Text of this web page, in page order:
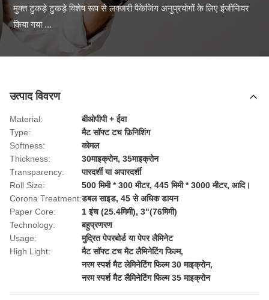
मुक्त टुकड़े टुकड़े विशेष रूप से लक्जरी पैकेजिंग अनुप्रयोगों के लिए इंजीनियर
किया गया ...
उत्पाद विवरण
Material:
बीओपीपी + ईवा
Type:
मैट सॉफ्ट टच फ़िनिशिंग
Softness:
कोमल
Thickness:
30माइक्रोन, 35माइक्रोन
Transparency:
पारदर्शी या अपारदर्शी
Roll Size:
500 मिमी * 300 मीटर, 445 मिमी * 3000 मीटर, आदि।
Corona Treatment:डबल साइड, 45 से अधिक डायन
Paper Core:
1 इंच (25.4मिमी), 3"(76मिमी)
Technology:
बहुप्रणरण
Usage:
मुद्रित पेपरबोर्ड या पेपर लैमिनेट
High Light:
मैट सॉफ्ट टच मैट लैमिनेटिंग फिल्म,
नरम स्पर्श मैट लेमिनेटिंग फिल्म 30 माइक्रोन,
नरम स्पर्श मैट लैमिनेटिंग फिल्म 35 माइक्रोन